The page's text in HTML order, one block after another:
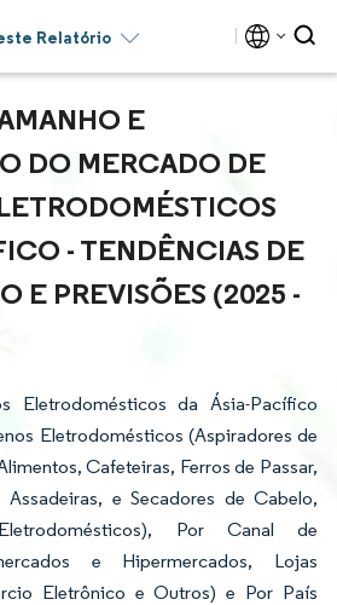
Relatório
E
DO MERCADO DE
- TENDÊNCIAS DE
E PREVISÕES (2025 -
Eletrodomésticos da Ásia-Pacífico
Eletrodomésticos (Aspiradores de
Cafeteiras, Ferros de Passar,
Assadeiras, e Secadores de Cabelo,
Por Canal de
e Hipermercados, Lojas
Eletrônico e Outros) e Por País